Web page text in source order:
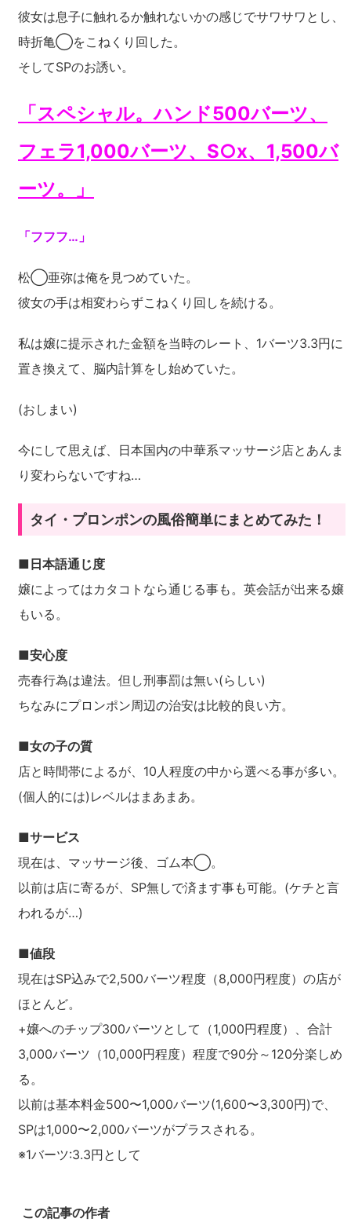
彼女は息子に触れるか触れないかの感じでサワサワとし、
時折亀◯をこねくり回した。
そしてSPのお誘い。
「スペシャル。ハンド500バーツ、
フェラ1,000バーツ、S○x、1,500バ
ーツ。」
「フフフ…」
松◯亜弥は俺を見つめていた。
彼女の手は相変わらずこねくり回しを続ける。
私は嬢に提示された金額を当時のレート、1バーツ3.3円に
置き換えて、脳内計算をし始めていた。
(おしまい)
今にして思えば、日本国内の中華系マッサージ店とあんま
り変わらないですね…
タイ・プロンポンの風俗簡単にまとめてみた！
■日本語通じ度
嬢によってはカタコトなら通じる事も。英会話が出来る嬢
もいる。
■安心度
売春行為は違法。但し刑事罰は無い(らしい)
ちなみにプロンポン周辺の治安は比較的良い方。
■女の子の質
店と時間帯によるが、10人程度の中から選べる事が多い。
(個人的には)レベルはまあまあ。
■サービス
現在は、マッサージ後、ゴム本◯。
以前は店に寄るが、SP無しで済ます事も可能。(ケチと言
われるが…)
■値段
現在はSP込みで2,500バーツ程度（8,000円程度）の店が
ほとんど。
+嬢へのチップ300バーツとして（1,000円程度）、合計
3,000バーツ（10,000円程度）程度で90分～120分楽しめ
る。
以前は基本料金500〜1,000バーツ(1,600〜3,300円)で、
SPは1,000〜2,000バーツがプラスされる。
※1バーツ:3.3円として
この記事の作者